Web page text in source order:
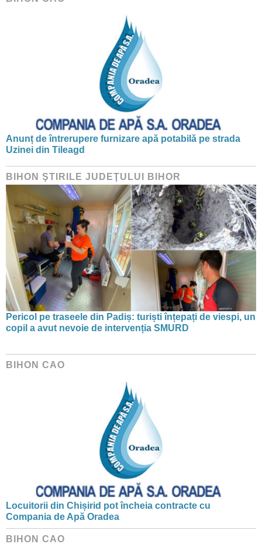
Anunț de întrerupere furnizare apă potabilă pe strada
Uzinei din Tileagd
BIHON ŞTIRILE JUDEŢULUI BIHOR
Pericol pe traseele din Padiș: turiști înțepați de viespi, un
copil a avut nevoie de intervenția SMURD
BIHON CAO
Locuitorii din Chișirid pot încheia contracte cu
Compania de Apă Oradea
BIHON CAO